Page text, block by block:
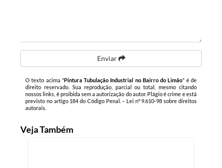
Enviar
O texto acima "Pintura Tubulação Industrial no Bairro do Limão" é de
direito reservado. Sua reprodução, parcial ou total, mesmo citando
nossos links, é proibida sem a autorização do autor. Plágio é crime e está
previsto no artigo 184 do Código Penal. – Lei n° 9.610-98 sobre direitos
autorais
Veja Também